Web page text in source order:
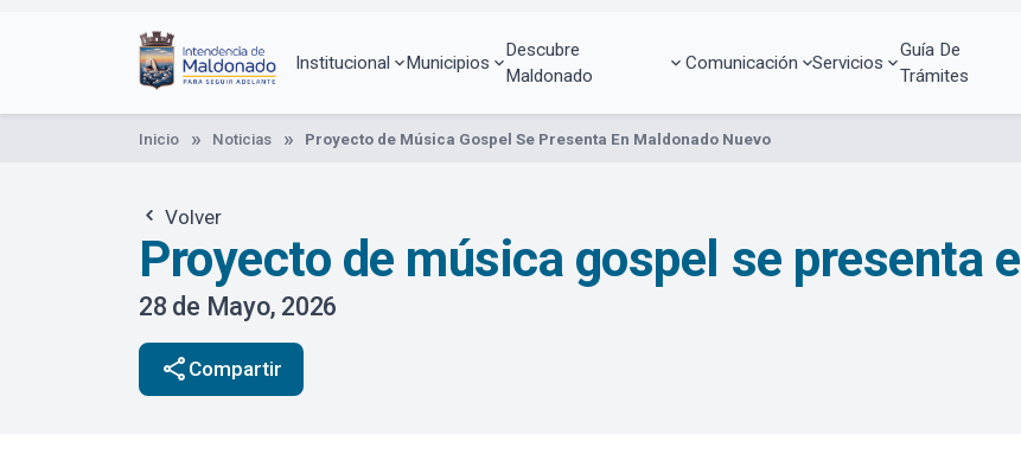
Institucional Municipios
Descubre
Maldonado
Comunicación Servicios
Guía De
Trámites
Inicio Noticias Proyecto de Música Gospel Se Presenta En Maldonado Nuevo
Volver
Proyecto de música gospel se presenta
28 de Mayo, 2026
share Compartir